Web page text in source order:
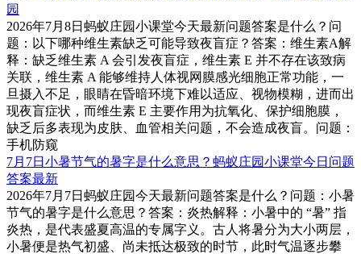
园
2026年7月8日蚂蚁庄园小课堂今天最新问题答案是什么？问
题：以下哪种维生素缺乏可能导致夜盲症？答案：维生素A解
释：缺乏维生素 A 会引发夜盲症，维生素 E 并不存在该致病
关联，维生素 A 能够维持人体视网膜感光细胞正常功能，一
旦摄入不足，眼睛在昏暗环境下难以适应、视物模糊，进而出
现夜盲症状，而维生素 E 主要作用为抗氧化、保护细胞膜，
缺乏后多表现为皮肤、血管相关问题，不会造成夜盲。问题：
手机防窥
7月7日小暑节气的暑字是什么意思？蚂蚁庄园小课堂今日问题
答案最新
2026年7月7日蚂蚁庄园今天最新问题答案是什么？问题：小暑
节气的暑字是什么意思？答案：炎热解释：小暑中的 “暑” 指
炎热，是代表盛夏高温的专属字义。古人将暑分为大小两层，
小暑便是热气初盛、尚未抵达极致的时节，此时气温逐步攀